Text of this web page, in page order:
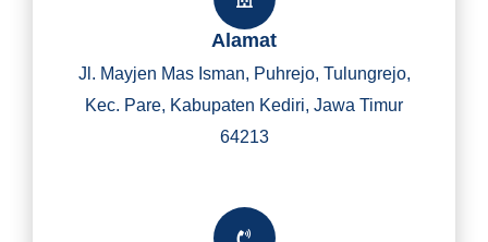
Alamat
Jl. Mayjen Mas Isman, Puhrejo, Tulungrejo,
Kec. Pare, Kabupaten Kediri, Jawa Timur
64213